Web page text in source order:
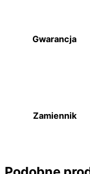
Gwarancja
Zamiennik